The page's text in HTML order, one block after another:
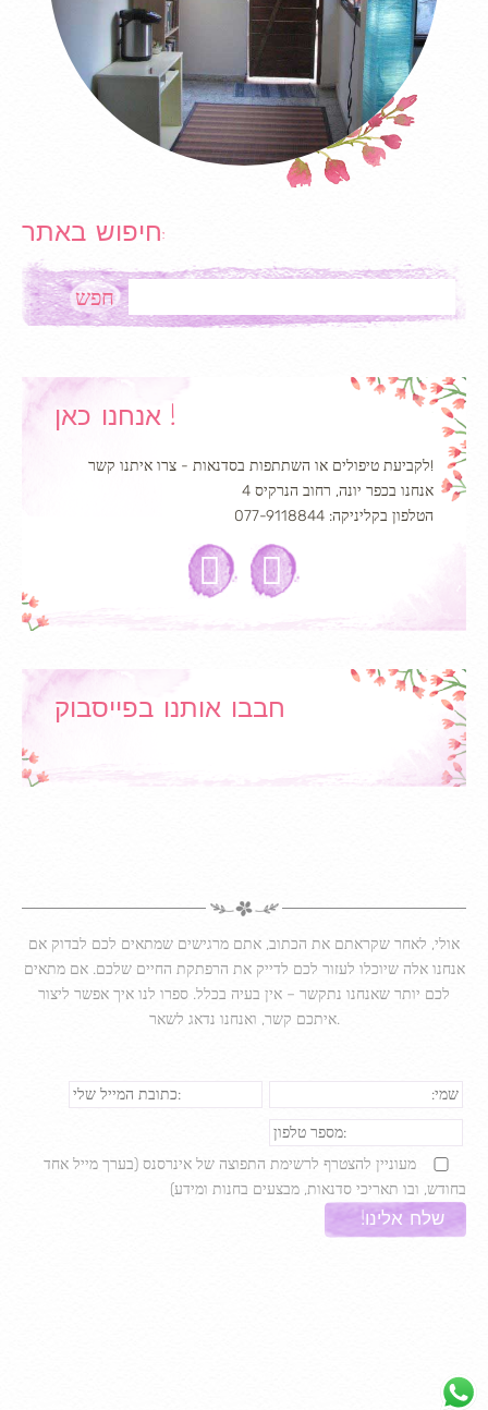
חיפוש באתר:
אנחנו כאן !
לקביעת טיפולים או השתתפות בסדנאות - צרו איתנו קשר!
אנחנו בכפר יונה, רחוב הנרקיס 4
הטלפון בקליניקה: 077-9118844
חבבו אותנו בפייסבוק
אולי, לאחר שקראתם את הכתוב, אתם מרגישים שמתאים לכם לבדוק אם
אנחנו אלה שיוכלו לעזור לכם לדייק את הרפתקת החיים שלכם. אם מתאים
לכם יותר שאנחנו נתקשר – אין בעיה בכלל. ספרו לנו איך אפשר ליצור
איתכם קשר, ואנחנו נדאג לשאר.
מעוניין להצטרף לרשימת התפוצה של אינרסנס (בערך מייל אחד
בחודש, ובו תאריכי סדנאות, מבצעים בחנות ומידע)